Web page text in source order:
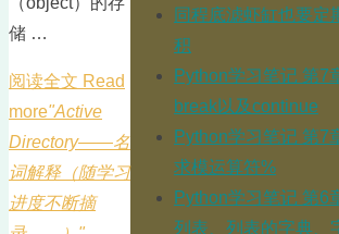
储 …
阅读全文 Read
more"Active
Directory——名
词解释（随学习
进度不断摘
同程底滤虾缸也要定
积
Python学习笔记 第7
break以及continue
Python学习笔记 第7
求模运算符%
Python学习笔记 第6
列表、列表的字典、